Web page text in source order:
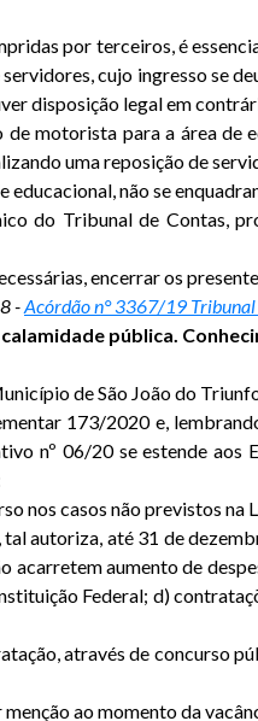
por terceiros, é
cujo ingresso se
disposição legal em
motorista para a área de
uma reposição de
não se
do Tribunal de Contas,
encerrar os
-Acórdão n° 3367/19 Tribunal
pública.
de São João do
173/2020 e,
nº 06/20 se estende
nos casos não previstos na
autoriza, até 31 de
acarretem aumento de
Federal; d)
através de concurso
ao momento da